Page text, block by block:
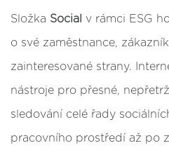
Složka Social v rámci ESG
o své zaměstnance,
zainteresované strany.
nástroje pro přesné,
sledování celé řady
pracovního prostředí až po